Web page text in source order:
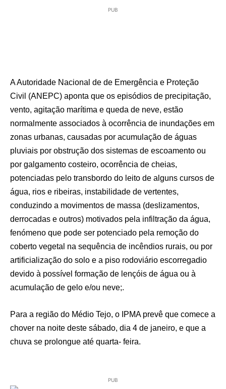
PUB
A Autoridade Nacional de de Emergência e Proteção
Civil (ANEPC) aponta que os episódios de precipitação,
vento, agitação marítima e queda de neve, estão
normalmente associados à ocorrência de inundações em
zonas urbanas, causadas por acumulação de águas
pluviais por obstrução dos sistemas de escoamento ou
por galgamento costeiro, ocorrência de cheias,
potenciadas pelo transbordo do leito de alguns cursos de
água, rios e ribeiras, instabilidade de vertentes,
conduzindo a movimentos de massa (deslizamentos,
derrocadas e outros) motivados pela infiltração da água,
fenómeno que pode ser potenciado pela remoção do
coberto vegetal na sequência de incêndios rurais, ou por
artificialização do solo e a piso rodoviário escorregadio
devido à possível formação de lençóis de água ou à
acumulação de gelo e/ou neve;.
Para a região do Médio Tejo, o IPMA prevê que comece a
chover na noite deste sábado, dia 4 de janeiro, e que a
chuva se prolongue até quarta- feira.
PUB